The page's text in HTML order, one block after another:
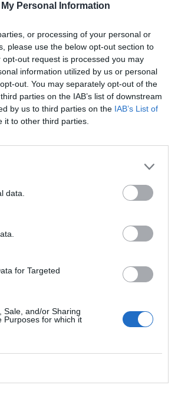
Personal Information
or processing of your personal or
please use the below opt-out section to
out request is processed you may
information utilized by us or personal
out. You may separately opt-out of the
parties on the IAB’s list of downstream
by us to third parties on the IAB’s List of
it to other third parties.
data.
for Targeted
Sale, and/or Sharing
Purposes for which it
kun Avalanche
nappasi
voiton
ja nousi
Edellinen
Tässä
31.05.2026 18:37
Huikeaa
kaatoi
31.05.2026 18:25
Vakuuttava
nurin ja
tauon jälkeen
28.05.2026 19:11
Suomi –
näin aukeaa